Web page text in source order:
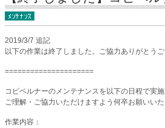
2019/3/7 追記
以下の作業は終了しました。ご協力ありがとうご
=====================
コピペルナーのメンテナンスを以下の日程で実施
ご理解・ご協力いただけますよう何卒お願いいた
作業内容：